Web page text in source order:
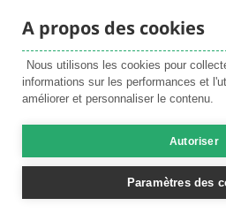
A propos des cookies
Nous utilisons les cookies pour
informations sur les performances et
améliorer et personnaliser le contenu.
Autoriser
Paramètres des
ROLLER APAISANT
PIQÛRES BIO
AUX HUILES ESSENTIELLES